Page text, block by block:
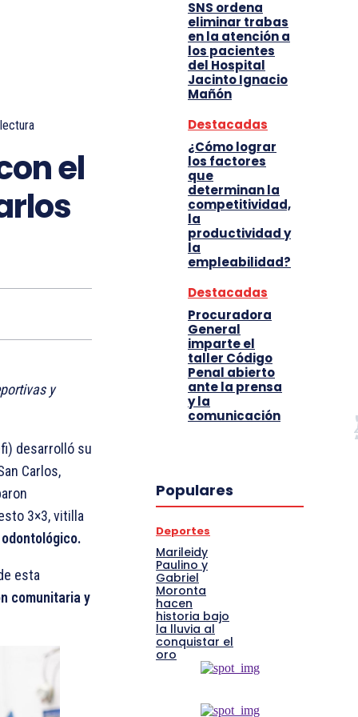
el
y
desarrolló su
Carlos,
3×3, vitilla
esta
comunitaria y
SNS ordena
eliminar trabas
en la atención a
los pacientes
del Hospital
Jacinto Ignacio
Mañón
Destacadas
¿Cómo lograr
los factores
que
determinan la
competitividad,
la
productividad y
la
empleabilidad?
Destacadas
Procuradora
General
imparte el
taller Código
Penal abierto
ante la prensa
y la
comunicación
Populares
Deportes
Marileidy
Paulino y
Gabriel
Moronta
hacen
historia bajo
la lluvia al
conquistar el
oro